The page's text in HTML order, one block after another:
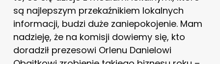
są najlepszym przekaźnikiem lokalnych
informacji, budzi duże zaniepokojenie. Mam
nadzieję, że na komisji dowiemy się, kto
doradził prezesowi Orlenu Danielowi